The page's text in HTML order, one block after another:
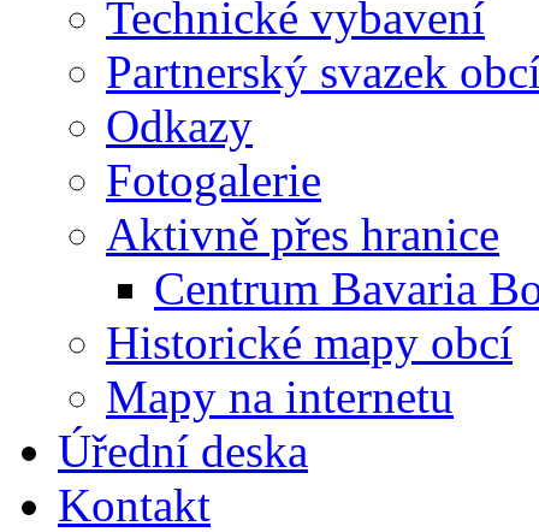
Technické vybavení
Partnerský svazek
Odkazy
Fotogalerie
Aktivně přes hranice
Centrum Bavaria
Historické mapy obcí
Mapy na internetu
Úřední deska
Kontakt